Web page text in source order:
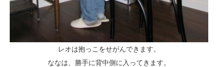
レオは抱っこをせがんできます。
ななは、勝手に背中側に入ってきます。